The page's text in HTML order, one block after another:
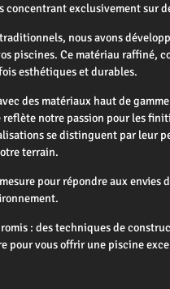
exclusivement sur
nous avons
piscines. Ce matériau raffiné,
esthétiques et durables.
des matériaux haut de
notre passion pour les
se distinguent par leur
terrain.
pour répondre aux envies
: des techniques de
pour vous offrir une piscine